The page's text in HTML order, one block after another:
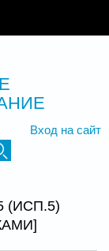
Вход на сайт
(ИСП.5)